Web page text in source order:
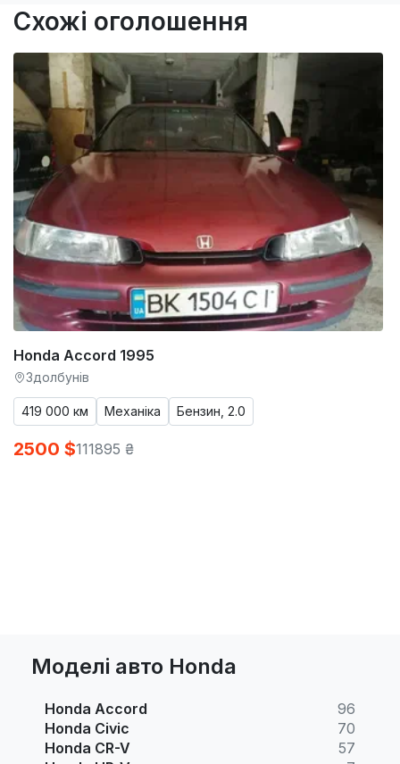
Схожі оголошення
Honda Accord 1995
Здолбунів
419 000 км Механіка Бензин, 2.0
2500 $111895 ₴
Моделі авто Honda
Honda Accord
96
Honda Civic
70
Honda CR-V
57